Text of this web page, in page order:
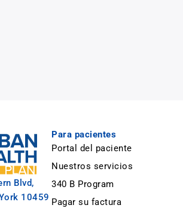
Blvd,
10459
Para pacientes
Portal del paciente
Nuestros servicios
340 B Program
Pagar su factura